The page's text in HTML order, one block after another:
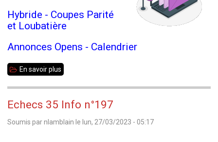
Hybride - Coupes Parité
et Loubatière
Annonces Opens - Calendrier
En savoir plus
Info
n°198
Echecs 35 Info n°197
Soumis parnlamblain le lun, 27/03/2023 - 05:17